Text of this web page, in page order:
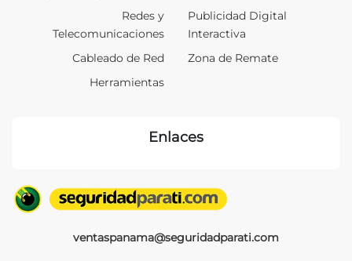
ventaspanama@seguridadparati.com
Redes y
Telecomunicaciones
Cableado de Red
Herramientas
Publicidad Digital
Interactiva
Zona de Remate
Enlaces